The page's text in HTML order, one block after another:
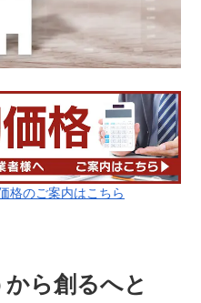
格のご案内はこちら
ら創るへと